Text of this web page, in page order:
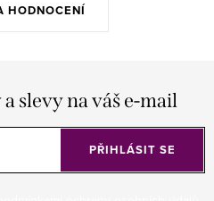
HODNOCENÍ
slevy na váš e-mail
PŘIHLÁSIT SE